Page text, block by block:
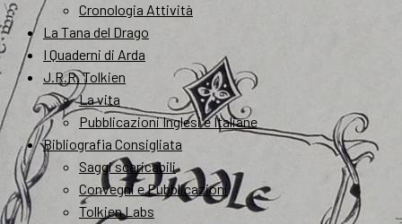
Cronologia Attività
La Tana del Drago
I Quaderni di Arda
J.R.R. Tolkien
La vita
Pubblicazioni Inglesi e Italiane
Bibliografia Consigliata
Saggi scaricabili
Convegni e Pubblicazioni
Tolkien Labs